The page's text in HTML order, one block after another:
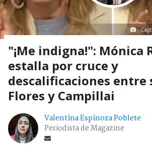
"¡Me indigna!": Mónica
estalla por cruce y
descalificaciones entre
Flores y Campillai
Valentina Espinoza Poblete
Periodista de Magazine